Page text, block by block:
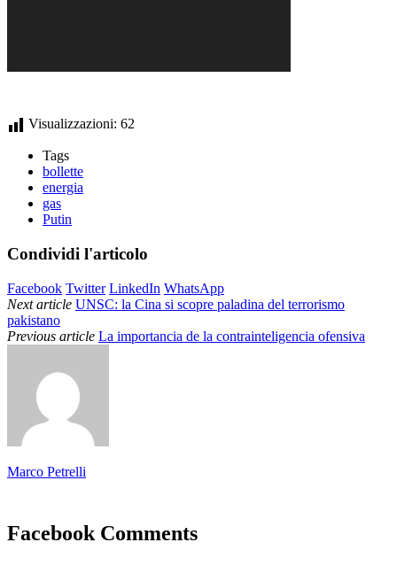
Visualizzazioni: 62
Tags
bollette
energia
gas
Putin
Condividi l'articolo
Facebook Twitter LinkedIn WhatsApp
Next article UNSC: la Cina si scopre paladina del terrorismo
pakistano
Previous article La importancia de la contrainteligencia ofensiva
Marco Petrelli
Facebook Comments